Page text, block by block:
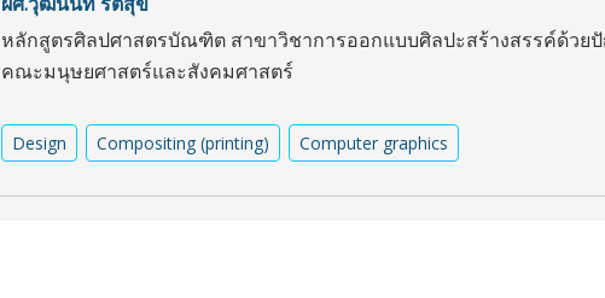
หลักสูตรศิลปศาสตรบัณฑิต สาขาวิชาการออกแบบศิลปะสร้างสรรค์ด้วย
คณะมนุษยศาสตร์และสังคมศาสตร์
Design Compositing (printing) Computer graphics